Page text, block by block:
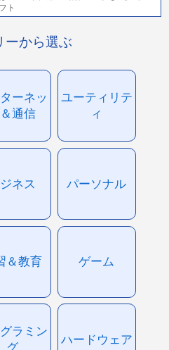
ト
ーから選ぶ
ーネッ
＆通信
ユーティリテ
ィ
ネス パーソナル
＆教育 ゲーム
ラミン
ハードウェア